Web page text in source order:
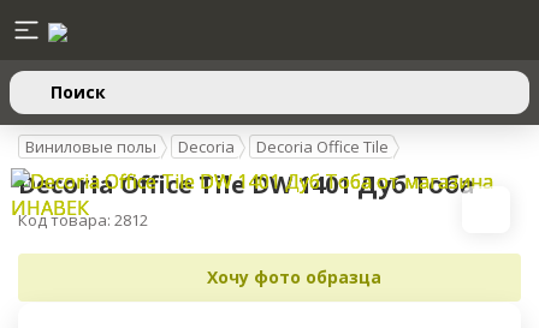
Поиск
Виниловые полы Decoria Decoria Office Tile
Decoria Office Tile DW 1401 Дуб Тоба
Код товара: 2812
Хочу фото образца